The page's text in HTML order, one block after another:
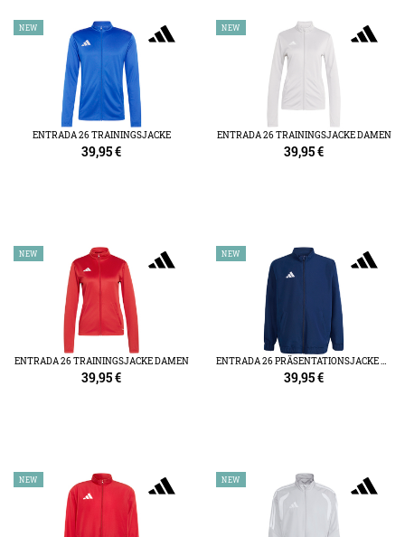
NEW
ENTRADA 26 TRAININGSJACKE
39,95€
NEW
ENTRADA 26 TRAININGSJACKE DAMEN
39,95€
NEW
ENTRADA 26 TRAININGSJACKE DAMEN
39,95€
NEW
ENTRADA 26 PRÄSENTATIONSJACKE KIDS
39,95€
NEW NEW